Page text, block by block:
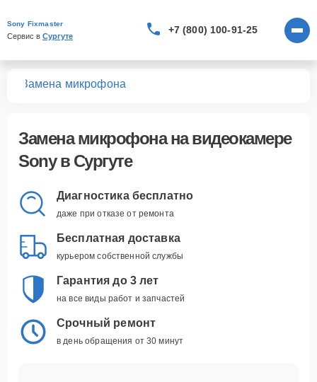
Sony Fixmaster
Сервис в Сургуте
+7 (800) 100-91-25
Замена микрофона
Замена микрофонана видеокамере
Sony в Сургуте
Диагностика бесплатно
даже при отказе от ремонта
Бесплатная доставка
курьером собственной службы
Гарантия до 3 лет
на все виды работ и запчастей
Срочный ремонт
в день обращения от 30 минут